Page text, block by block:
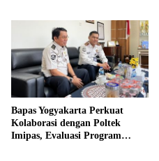
Bapas Yogyakarta Perkuat
Kolaborasi dengan Poltek
Imipas, Evaluasi Program